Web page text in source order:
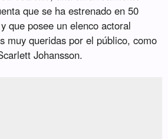
que se ha estrenado en 50
que posee un elenco actoral
muy queridas por el público, como
Johansson.